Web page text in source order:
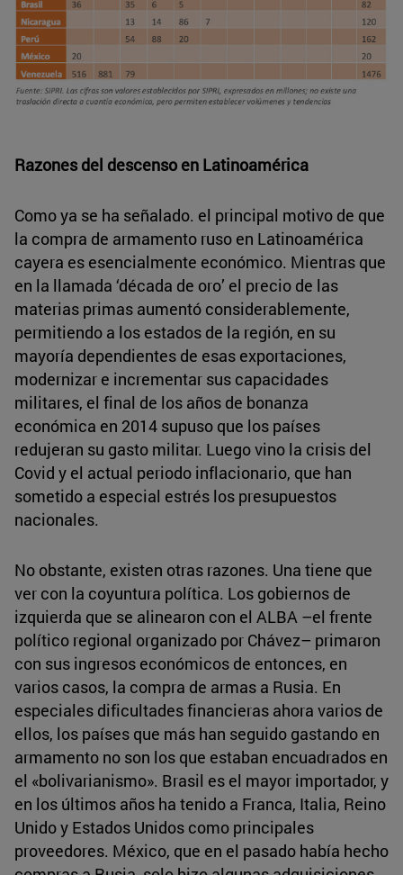
Razones del descenso en Latinoamérica
Como ya se ha señalado. el principal motivo de que
la compra de armamento ruso en Latinoamérica
cayera es esencialmente económico. Mientras que
en la llamada ‘década de oro’ el precio de las
materias primas aumentó considerablemente,
permitiendo a los estados de la región, en su
mayoría dependientes de esas exportaciones,
modernizar e incrementar sus capacidades
militares, el final de los años de bonanza
económica en 2014 supuso que los países
redujeran su gasto militar. Luego vino la crisis del
Covid y el actual periodo inflacionario, que han
sometido a especial estrés los presupuestos
nacionales.
No obstante, existen otras razones. Una tiene que
ver con la coyuntura política. Los gobiernos de
izquierda que se alinearon con el ALBA –el frente
político regional organizado por Chávez– primaron
con sus ingresos económicos de entonces, en
varios casos, la compra de armas a Rusia. En
especiales dificultades financieras ahora varios de
ellos, los países que más han seguido gastando en
armamento no son los que estaban encuadrados en
el «bolivarianismo». Brasil es el mayor importador, y
en los últimos años ha tenido a Franca, Italia, Reino
Unido y Estados Unidos como principales
proveedores. México, que en el pasado había hecho